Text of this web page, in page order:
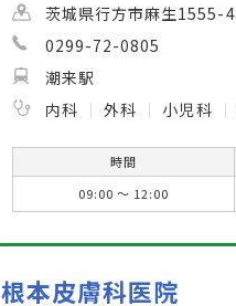
茨城県行方市麻生1555-4
0299-72-0805
潮来駅
内科
外科 小児科
時間
09:00 ～ 12:00
根本皮膚科医院